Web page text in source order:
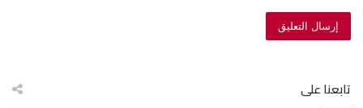
تابعنا على